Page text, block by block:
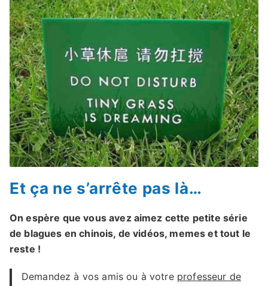
Et ça ne s’arrête pas là…
On espère que vous avez aimez cette petite série
de blagues en chinois, de vidéos, memes et tout le
reste !
Demandez à vos amis ou à votre professeur de